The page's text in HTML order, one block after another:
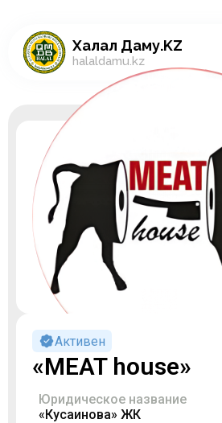
Халал Даму.KZ
halaldamu.kz
Активен
«MEAT house»
Юридическое название
«Кусаинова» ЖК